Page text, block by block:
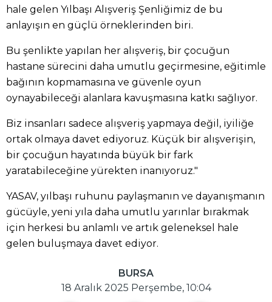
hale gelen Yılbaşı Alışveriş Şenliğimiz de bu
anlayışın en güçlü örneklerinden biri.
Bu şenlikte yapılan her alışveriş, bir çocuğun
hastane sürecini daha umutlu geçirmesine, eğitimle
bağının kopmamasına ve güvenle oyun
oynayabileceği alanlara kavuşmasına katkı sağlıyor.
Biz insanları sadece alışveriş yapmaya değil, iyiliğe
ortak olmaya davet ediyoruz. Küçük bir alışverişin,
bir çocuğun hayatında büyük bir fark
yaratabileceğine yürekten inanıyoruz."
YASAV, yılbaşı ruhunu paylaşmanın ve dayanışmanın
gücüyle, yeni yıla daha umutlu yarınlar bırakmak
için herkesi bu anlamlı ve artık geleneksel hale
gelen buluşmaya davet ediyor.
BURSA
18 Aralık 2025 Perşembe, 10:04